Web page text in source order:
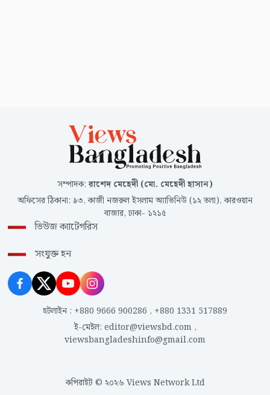
সম্পাদক:রাশেদ মেহেদী (মো. মেহেদী হাসান)
অফিসের ঠিকানা: ৯৩, কাজী নজরুল ইসলাম অ্যাভিনিউ (১২ তলা), কারওয়ান
বাজার, ঢাকা- ১২১৫
ভিউজ ক্যাটেগরিস
সংযুক্ত হন
হটলাইন : +880 9666 900286 , +880 1331 517889
ই-মেইল: editor@viewsbd.com,
viewsbangladeshinfo@gmail.com
কপিরাইট © ২০২৬ Views Network Ltd